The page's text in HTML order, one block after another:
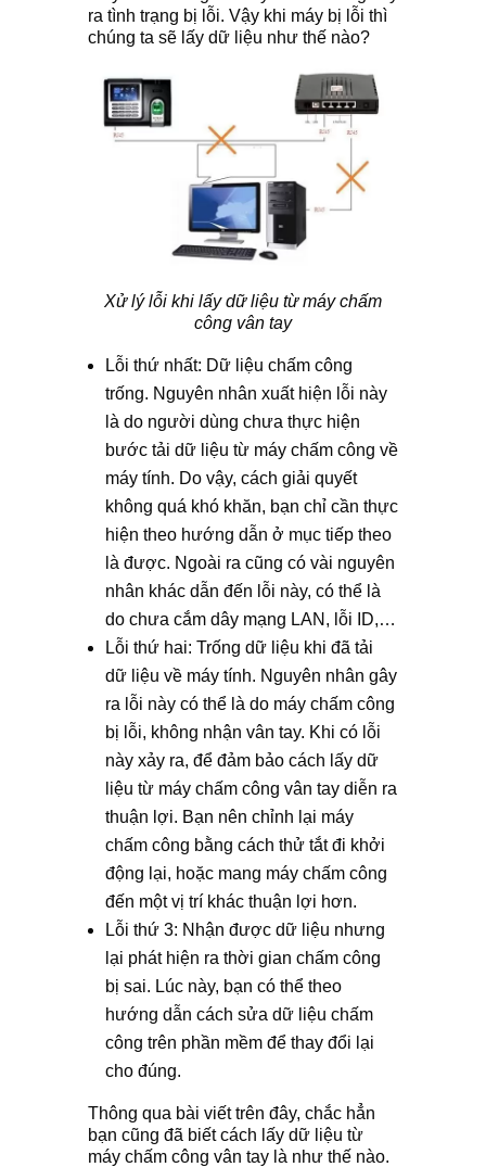
ra tình trạng bị lỗi. Vậy khi máy bị lỗi thì
chúng ta sẽ lấy dữ liệu như thế nào?
Xử lý lỗi khi lấy dữ liệu từ máy chấm
công vân tay
Lỗi thứ nhất: Dữ liệu chấm công
trống. Nguyên nhân xuất hiện lỗi này
là do người dùng chưa thực hiện
bước tải dữ liệu từ máy chấm công về
máy tính. Do vậy, cách giải quyết
không quá khó khăn, bạn chỉ cần thực
hiện theo hướng dẫn ở mục tiếp theo
là được. Ngoài ra cũng có vài nguyên
nhân khác dẫn đến lỗi này, có thể là
do chưa cắm dây mạng LAN, lỗi ID,…
Lỗi thứ hai: Trống dữ liệu khi đã tải
dữ liệu về máy tính. Nguyên nhân gây
ra lỗi này có thể là do máy chấm công
bị lỗi, không nhận vân tay. Khi có lỗi
này xảy ra, để đảm bảo cách lấy dữ
liệu từ máy chấm công vân tay diễn ra
thuận lợi. Bạn nên chỉnh lại máy
chấm công bằng cách thử tắt đi khởi
động lại, hoặc mang máy chấm công
đến một vị trí khác thuận lợi hơn.
Lỗi thứ 3: Nhận được dữ liệu nhưng
lại phát hiện ra thời gian chấm công
bị sai. Lúc này, bạn có thể theo
hướng dẫn cách sửa dữ liệu chấm
công trên phần mềm để thay đổi lại
cho đúng.
Thông qua bài viết trên đây, chắc hẳn
bạn cũng đã biết cách lấy dữ liệu từ
máy chấm công vân tay là như thế nào.